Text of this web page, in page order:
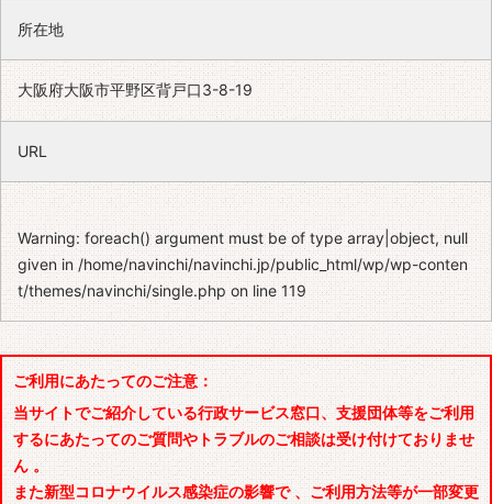
所在地
大阪府大阪市平野区背戸口3-8-19
URL
Warning: foreach() argument must be of type array|object, null
given in/home/navinchi/navinchi.jp/public_html/wp/wp-conten
t/themes/navinchi/single.php on line119
ご利用にあたってのご注意：
当サイトでご紹介している行政サービス窓口、支援団体等をご利用
するにあたってのご質問やトラブルのご相談は受け付けておりませ
ん 。
また新型コロナウイルス感染症の影響で 、ご利用方法等が一部変更